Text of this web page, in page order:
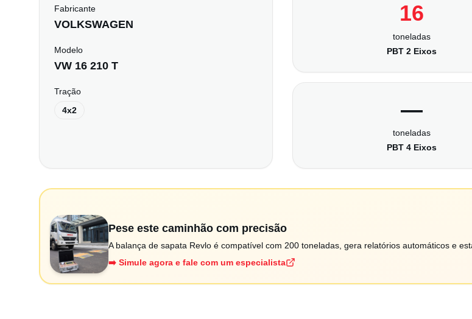
Fabricante
VOLKSWAGEN
Modelo
VW 16 210 T
Tração
4x2
16
toneladas
PBT 2 Eixos
—
toneladas
PBT 4 Eixos
Pese este caminhão com precisão
A balança de sapata Revlo é compatível com 200 toneladas, gera relatórios automáticos e
➡️ Simule agora e fale com um especialista